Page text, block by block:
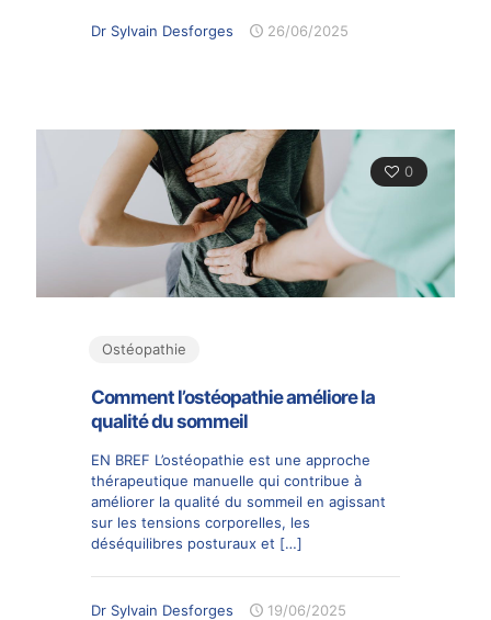
Dr Sylvain Desforges 26/06/2025
0
Ostéopathie
Comment l’ostéopathie améliore la
qualité du sommeil
EN BREF L’ostéopathie est une approche
thérapeutique manuelle qui contribue à
améliorer la qualité du sommeil en agissant
sur les tensions corporelles, les
déséquilibres posturaux et […]
Dr Sylvain Desforges 19/06/2025